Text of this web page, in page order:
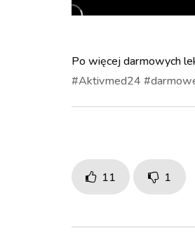
Po więcej darmowych
#Aktivmed24
11 1